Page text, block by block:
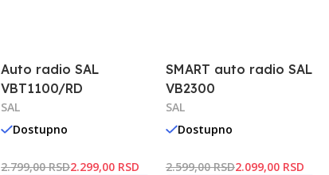
Auto radio SAL
VBT1100/RD
SAL
Dostupno
2.799,00 RSD2.299,00 RSD
SMART auto radio SAL
VB2300
SAL
Dostupno
2.599,00 RSD2.099,00 RSD